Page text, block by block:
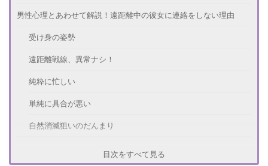
男性心理とあわせて解説！遠距離中の彼女に連絡をしない理由
受け身の姿勢
遠距離戦線、異常ナシ！
純粋に忙しい
単純に具合が悪い
自然消滅狙いのだんまり
目次をすべて見る